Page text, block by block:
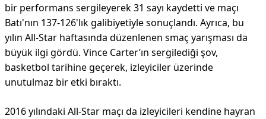
bir performans sergileyerek 31 sayı kaydetti ve maçı
Batı'nın 137-126'lık galibiyetiyle sonuçlandı. Ayrıca, bu
yılın All-Star haftasında düzenlenen smaç yarışması da
büyük ilgi gördü. Vince Carter’ın sergilediği şov,
basketbol tarihine geçerek, izleyiciler üzerinde
unutulmaz bir etki bıraktı.
2016 yılındaki All-Star maçı da izleyicileri kendine hayran